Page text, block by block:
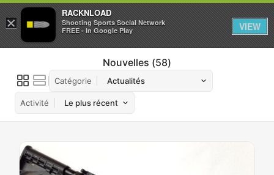
Se connecter S'inscrire
Nouvelles 58
Catégorie
Activité
×
RACKNLOAD
Shooting Sports Social Network
FREE - In Google Play
VIEW